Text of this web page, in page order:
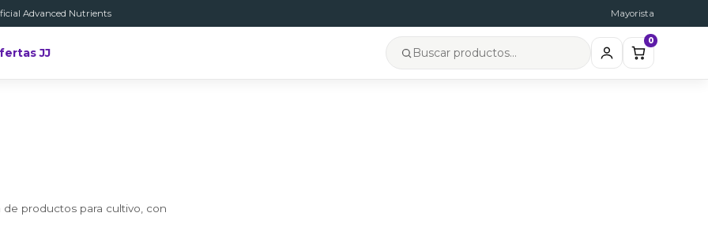
Advanced Nutrients Mayorista
JJ
0
productos para cultivo, con